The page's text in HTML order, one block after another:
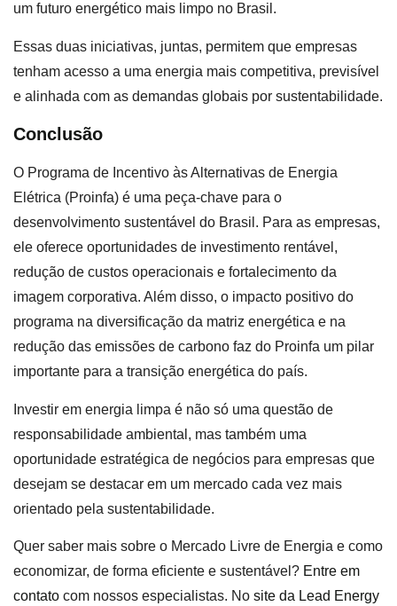
um futuro energético mais limpo no Brasil.
Essas duas iniciativas, juntas, permitem que empresas
tenham acesso a uma energia mais competitiva, previsível
e alinhada com as demandas globais por sustentabilidade.
Conclusão
O Programa de Incentivo às Alternativas de Energia
Elétrica (Proinfa) é uma peça-chave para o
desenvolvimento sustentável do Brasil. Para as empresas,
ele oferece oportunidades de investimento rentável,
redução de custos operacionais e fortalecimento da
imagem corporativa. Além disso, o impacto positivo do
programa na diversificação da matriz energética e na
redução das emissões de carbono faz do Proinfa um pilar
importante para a transição energética do país.
Investir em energia limpa é não só uma questão de
responsabilidade ambiental, mas também uma
oportunidade estratégica de negócios para empresas que
desejam se destacar em um mercado cada vez mais
orientado pela sustentabilidade.
Quer saber mais sobre o Mercado Livre de Energia e como
economizar, de forma eficiente e sustentável? Entre em
contato com nossos especialistas. No site da Lead Energy